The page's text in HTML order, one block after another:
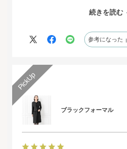
その旨をお伝えさせていただきたいと
人生最高の幸せな日に華を添えていた
続きを読む
参考になった
ブラックフォーマル